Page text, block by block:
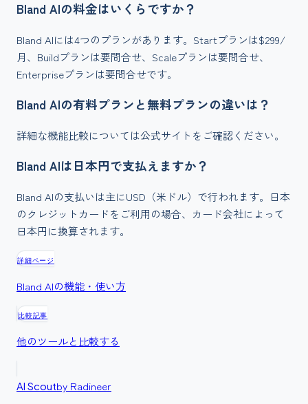
Bland AIの料金はいくらですか？
Bland AIには4つのプランがあります。Startプランは$299/
月、Buildプランは要問合せ、Scaleプランは要問合せ、
Enterpriseプランは要問合せです。
Bland AIの有料プランと無料プランの違いは？
詳細な機能比較については公式サイトをご確認ください。
Bland AIは日本円で支払えますか？
Bland AIの支払いは主にUSD（米ドル）で行われます。日本
のクレジットカードをご利用の場合、カード会社によって
日本円に換算されます。
詳細ページ
Bland AIの機能・使い方
比較記事
他のツールと比較する
AI Scoutby Radineer